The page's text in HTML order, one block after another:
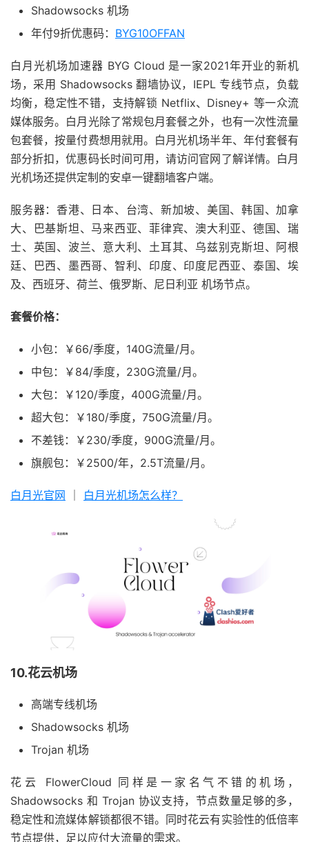
Shadowsocks 机场
年付9折优惠码： BYG10OFFAN
白月光机场加速器 BYG Cloud 是一家2021年开业的新机
场，采用 Shadowsocks 翻墙协议，IEPL 专线节点，负载
均衡，稳定性不错，支持解锁 Netflix、Disney+ 等一众流
媒体服务。白月光除了常规包月套餐之外，也有一次性流量
包套餐，按量付费想用就用。白月光机场半年、年付套餐有
部分折扣，优惠码长时间可用，请访问官网了解详情。白月
光机场还提供定制的安卓一键翻墙客户端。
服务器：香港、日本、台湾、新加坡、美国、韩国、加拿
大、巴基斯坦、马来西亚、菲律宾、澳大利亚、德国、瑞
士、英国、波兰、意大利、土耳其、乌兹别克斯坦、阿根
廷、巴西、墨西哥、智利、印度、印度尼西亚、泰国、埃
及、西班牙、荷兰、俄罗斯、尼日利亚 机场节点。
套餐价格：
小包：￥66/季度，140G流量/月。
中包：￥84/季度，230G流量/月。
大包：￥120/季度，400G流量/月。
超大包：￥180/季度，750G流量/月。
不差钱：￥230/季度，900G流量/月。
旗舰包：￥2500/年，2.5T流量/月。
白月光官网 白月光机场怎么样？
10.花云机场
高端专线机场
Shadowsocks 机场
Trojan 机场
花云 FlowerCloud 同样是一家名气不错的机场，
Shadowsocks 和 Trojan 协议支持，节点数量足够的多，
稳定性和流媒体解锁都很不错。同时花云有实验性的低倍率
节点提供，足以应付大流量的需求。